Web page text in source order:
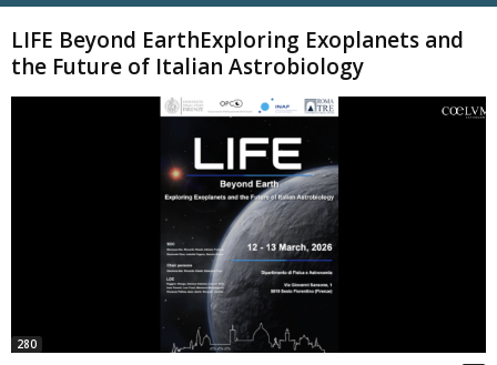
LIFE Beyond EarthExploring Exoplanets and
the Future of Italian Astrobiology
280